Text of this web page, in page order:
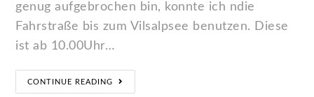
genug aufgebrochen bin, konnte ich ndie
Fahrstraße bis zum Vilsalpsee benutzen. Diese
ist ab 10.00Uhr…
CONTINUE READING